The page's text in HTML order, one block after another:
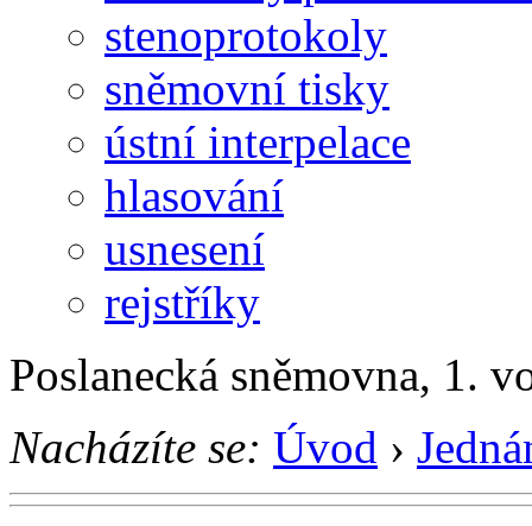
stenoprotokoly
sněmovní tisky
ústní interpelace
hlasování
usnesení
rejstříky
Poslanecká sněmovna, 1.
Nacházíte se: Úvod ›